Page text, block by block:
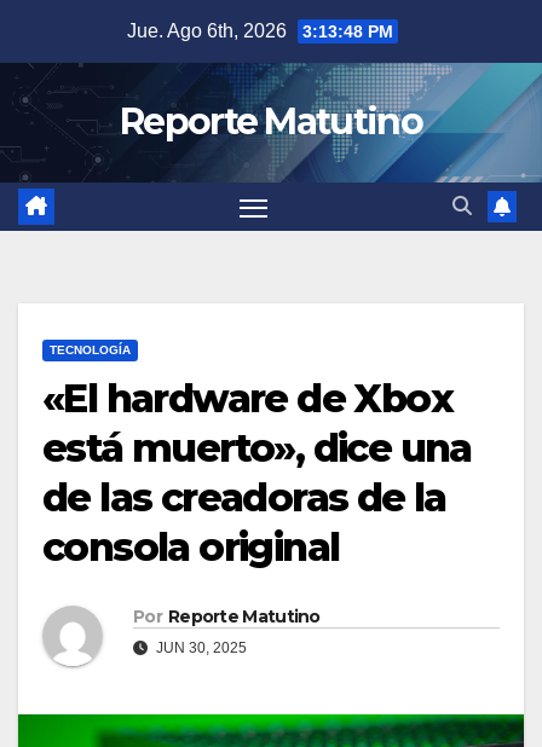
contenido
Jue. Ago 6th, 2026 3:13:49 PM
Reporte Matutino
TECNOLOGÍA
«El hardware de Xbox
está muerto», dice una
de las creadoras de la
consola original
Por Reporte Matutino
JUN 30, 2025